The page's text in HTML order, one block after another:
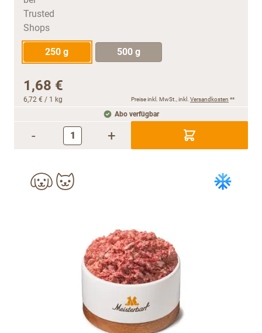
250 g 500 g
1,68 €
6,72 € / 1 kg Preise inkl. MwSt., inkl. Versandkosten **
Abo verfügbar
- +